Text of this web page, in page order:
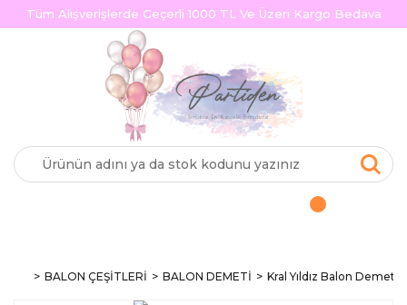
Tüm Alışverişlerde Geçerli 1000 TL Ve Üzeri Kargo Bedava
BALON ÇEŞİTLERİ BALON DEMETİ Kral Yıldız Balon Demeti